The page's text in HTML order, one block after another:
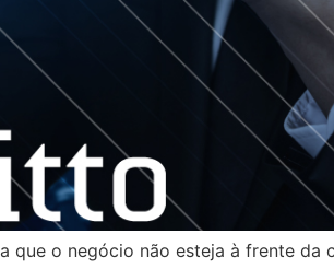
o negócio não esteja à frente da